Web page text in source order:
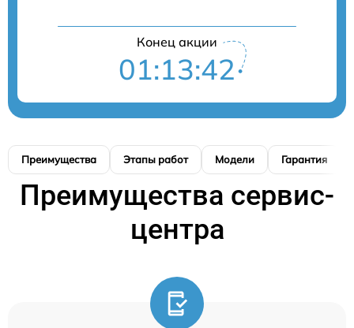
Конец акции
01:13:41
Преимущества Этапы работ Модели Гарантия
Преимущества сервис-
центра